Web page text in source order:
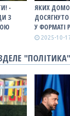
-
З
ЯКИХ
ДОСЯГНУТО
У ФОРМАТІ
2025-10-
"ПОЛІТИКА"